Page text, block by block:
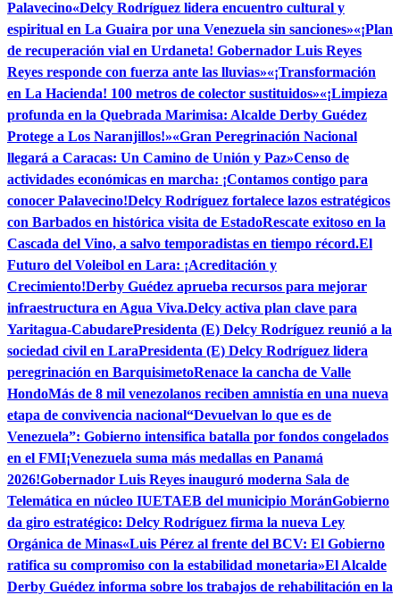
Palavecino«Delcy Rodríguez lidera encuentro cultural y
espiritual en La Guaira por una Venezuela sin sanciones»«¡Plan
de recuperación vial en Urdaneta! Gobernador Luis Reyes
Reyes responde con fuerza ante las lluvias»«¡Transformación
en La Hacienda! 100 metros de colector sustituidos»«¡Limpieza
profunda en la Quebrada Marimisa: Alcalde Derby Guédez
Protege a Los Naranjillos!»«Gran Peregrinación Nacional
llegará a Caracas: Un Camino de Unión y Paz»Censo de
actividades económicas en marcha: ¡Contamos contigo para
conocer Palavecino!Delcy Rodríguez fortalece lazos estratégicos
con Barbados en histórica visita de EstadoRescate exitoso en la
Cascada del Vino, a salvo temporadistas en tiempo récord.El
Futuro del Voleibol en Lara: ¡Acreditación y
Crecimiento!Derby Guédez aprueba recursos para mejorar
infraestructura en Agua Viva.Delcy activa plan clave para
Yaritagua-CabudarePresidenta (E) Delcy Rodríguez reunió a la
sociedad civil en LaraPresidenta (E) Delcy Rodríguez lidera
peregrinación en BarquisimetoRenace la cancha de Valle
HondoMás de 8 mil venezolanos reciben amnistía en una nueva
etapa de convivencia nacional“Devuelvan lo que es de
Venezuela”: Gobierno intensifica batalla por fondos congelados
en el FMI¡Venezuela suma más medallas en Panamá
2026!Gobernador Luis Reyes inauguró moderna Sala de
Telemática en núcleo IUETAEB del municipio MoránGobierno
da giro estratégico: Delcy Rodríguez firma la nueva Ley
Orgánica de Minas«Luis Pérez al frente del BCV: El Gobierno
ratifica su compromiso con la estabilidad monetaria»El Alcalde
Derby Guédez informa sobre los trabajos de rehabilitación en la